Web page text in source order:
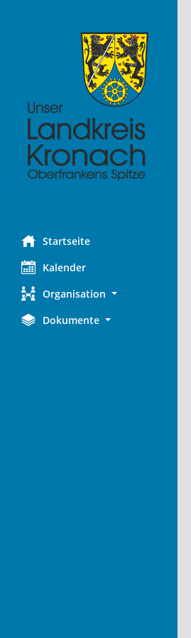
Startseite
Kalender
Organisation
Dokumente